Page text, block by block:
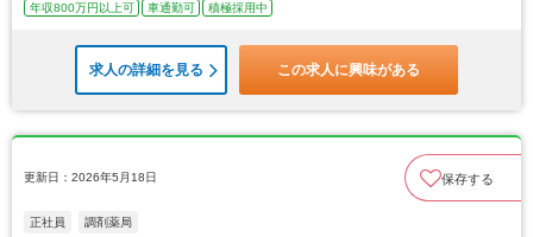
年収800万円以上可 車通勤可 積極採用中
求人の詳細を見る この求人に興味がある
更新日：2026年5月18日 保存する
正社員 調剤薬局